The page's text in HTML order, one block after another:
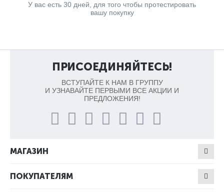
У вас есть 30 дней, для того чтобы протестировать
вашу покупку
ПРИСОЕДИНЯЙТЕСЬ!
ВСТУПАЙТЕ К НАМ В ГРУППУ
И УЗНАВАЙТЕ ПЕРВЫМИ ВСЕ АКЦИИ И
ПРЕДЛОЖЕНИЯ!
МАГАЗИН
ПОКУПАТЕЛЯМ